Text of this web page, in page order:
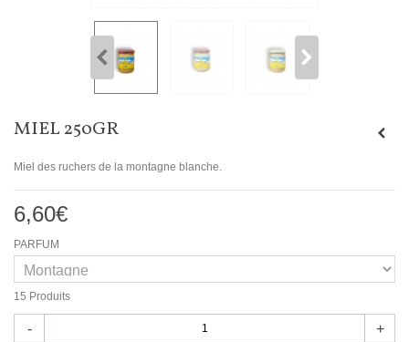
MIEL 250GR
Miel des ruchers de la montagne blanche.
6,60€
PARFUM
15 Produits
- +